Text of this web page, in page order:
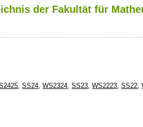
der Fakultät für
,SS24,WS2324,SS23,WS2223,SS22,